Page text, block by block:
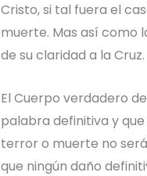
Cristo, si tal fuera el
muerte. Mas así como
de su claridad a la Cruz.
El Cuerpo verdadero
palabra definitiva y
terror o muerte no
que ningún daño